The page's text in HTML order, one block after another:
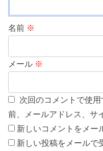
名前 ※
メール ※
次回のコメントで使
前、メールアドレス、サ
新しいコメントをメー
新しい投稿をメールで